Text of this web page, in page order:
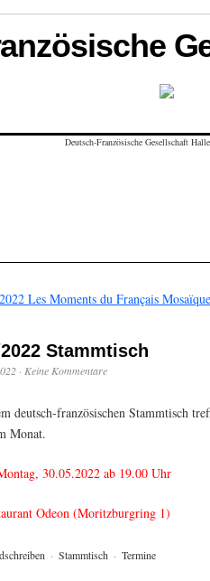
Les Moments du Français Mosaïque
Stammtisch
· Keine Kommentare
deutsch-französischen Stammtisch
Monat.
30.05.2022 ab 19.00 Uhr
Odeon (Moritzburgring 1)
· Stammtisch · Termine